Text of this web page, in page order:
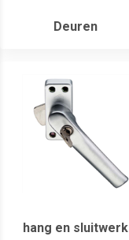
Deuren
hang en sluitwerk